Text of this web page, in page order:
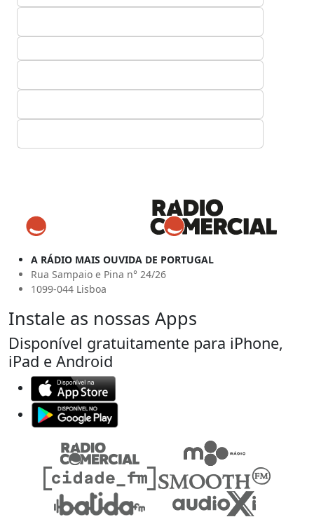
A RÁDIO MAIS OUVIDA DE PORTUGAL
Rua Sampaio e Pina n° 24/26
1099-044 Lisboa
Instale as nossas Apps
Disponível gratuitamente para iPhone,
iPad e Android